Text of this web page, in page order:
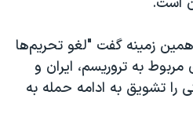
همین زمینه گفت "لغو تحریم‌ها
به تروریسم، ایران و
را تشویق به ادامه حمله به